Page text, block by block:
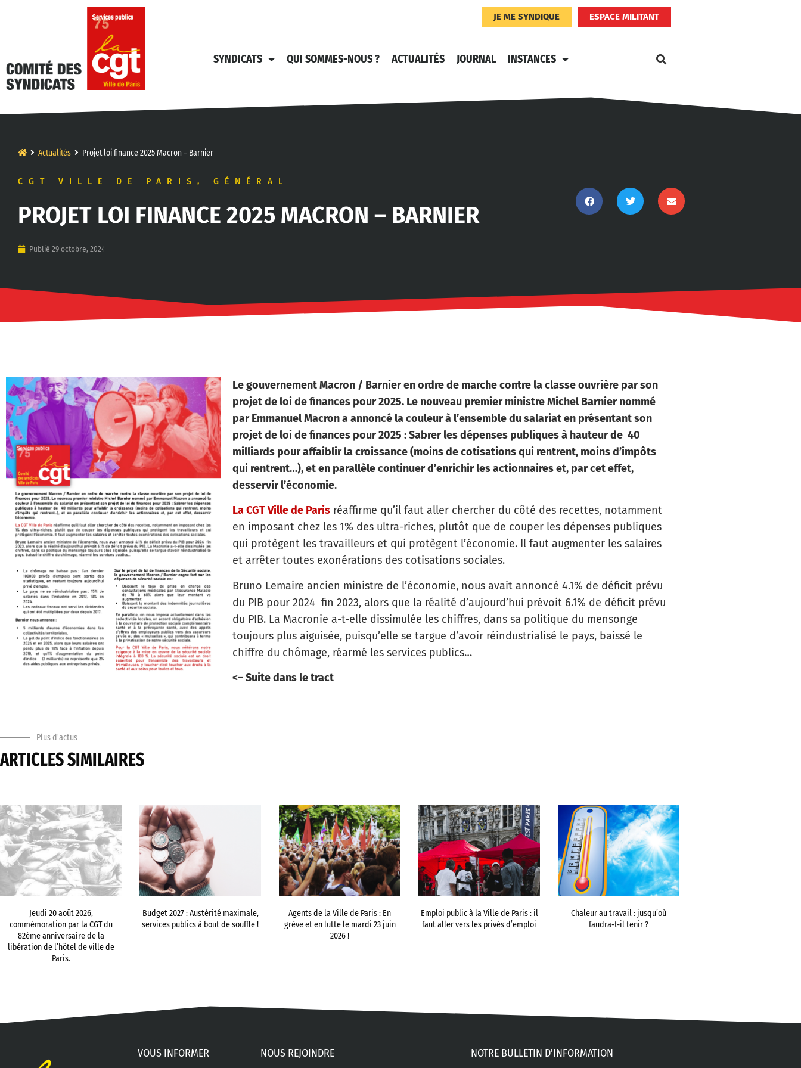
JE ME SYNDIQUE ESPACE MILITANT
SYNDICATS QUI SOMMES-NOUS ? ACTUALITÉS JOURNAL INSTANCES
Actualités Projet loi finance 2025 Macron – Barnier
CGT VILLE DE PARIS , GÉNÉRAL
PROJET LOI FINANCE 2025 MACRON – BARNIER
Publié 29 octobre, 2024
Le gouvernement Macron / Barnier en ordre de marche contre la classe ouvrière par son
projet de loi de finances pour 2025. Le nouveau premier ministre Michel Barnier nommé
par Emmanuel Macron a annoncé la couleur à l’ensemble du salariat en présentant son
projet de loi de finances pour 2025 : Sabrer les dépenses publiques à hauteur de 40
milliards pour affaiblir la croissance (moins de cotisations qui rentrent, moins d’impôts
qui rentrent…), et en parallèle continuer d’enrichir les actionnaires et, par cet effet,
desservir l’économie.
La CGT Ville de Parisréaffirme qu’il faut aller chercher du côté des recettes, notamment
en imposant chez les 1% des ultra-riches, plutôt que de couper les dépenses publiques
qui protègent les travailleurs et qui protègent l’économie. Il faut augmenter les salaires
et arrêter toutes exonérations des cotisations sociales.
Bruno Lemaire ancien ministre de l’économie, nous avait annoncé 4.1% de déficit prévu
du PIB pour 2024 fin 2023, alors que la réalité d’aujourd’hui prévoit 6.1% de déficit prévu
du PIB. La Macronie a-t-elle dissimulée les chiffres, dans sa politique du mensonge
toujours plus aiguisée, puisqu’elle se targue d’avoir réindustrialisé le pays, baissé le
chiffre du chômage, réarmé les services publics…
<– Suite dans le tract
Plus d'actus
ARTICLES SIMILAIRES
Jeudi 20 août 2026,
commémoration par la CGT du
82ème anniversaire de la
libération de l’hôtel de ville de
Paris.
Budget 2027 : Austérité maximale,
services publics à bout de souffle !
Agents de la Ville de Paris : En
grève et en lutte le mardi 23 juin
2026 !
Emploi public à la Ville de Paris : il
faut aller vers les privés d’emploi
Chaleur au travail : jusqu’où
faudra-t-il tenir ?
VOUS INFORMER NOUS REJOINDRE NOTRE BULLETIN D'INFORMATION